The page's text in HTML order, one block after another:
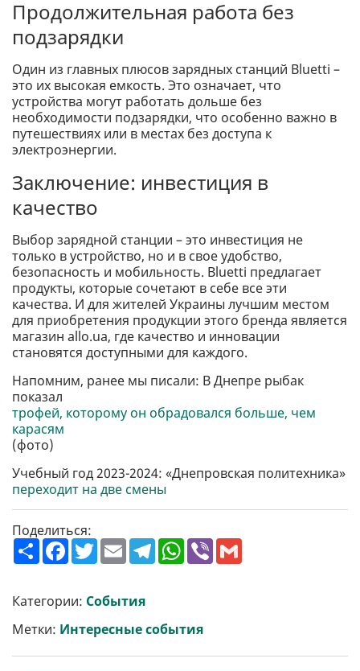
Продолжительная работа без
подзарядки
Один из главных плюсов зарядных станций Bluetti –
это их высокая емкость. Это означает, что
устройства могут работать дольше без
необходимости подзарядки, что особенно важно в
путешествиях или в местах без доступа к
электроэнергии.
Заключение: инвестиция в
качество
Выбор зарядной станции – это инвестиция не
только в устройство, но и в свое удобство,
безопасность и мобильность. Bluetti предлагает
продукты, которые сочетают в себе все эти
качества. И для жителей Украины лучшим местом
для приобретения продукции этого бренда является
магазин allo.ua, где качество и инновации
становятся доступными для каждого.
Напомним, ранее мы писали: В Днепре рыбак
показал
трофей, которому он обрадовался больше, чем
карасям
(фото)
Учебный год 2023-2024: «Днепровская политехника»
переходит на две смены
Поделиться:
П
о
р
и
т
и
F
a
b
o
o
k
T
w
t
e
r
E
m
l
T
e
a
m
W
h
p
p
V
Категории: События
Метки: Интересные события